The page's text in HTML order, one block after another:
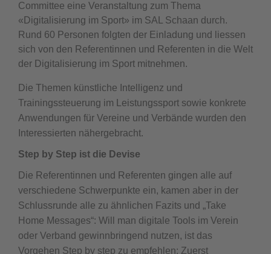
Committee eine Veranstaltung zum Thema
«Digitalisierung im Sport» im SAL Schaan durch.
Rund 60 Personen folgten der Einladung und liessen
sich von den Referentinnen und Referenten in die Welt
der Digitalisierung im Sport mitnehmen.
Die Themen künstliche Intelligenz und
Trainingssteuerung im Leistungssport sowie konkrete
Anwendungen für Vereine und Verbände wurden den
Interessierten nähergebracht.
Step by Step ist die Devise
Die Referentinnen und Referenten gingen alle auf
verschiedene Schwerpunkte ein, kamen aber in der
Schlussrunde alle zu ähnlichen Fazits und „Take
Home Messages“: Will man digitale Tools im Verein
oder Verband gewinnbringend nutzen, ist das
Vorgehen Step by step zu empfehlen: Zuerst